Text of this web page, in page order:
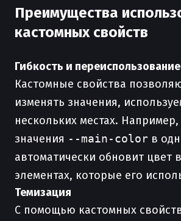
Преимущества
кастомных свойств
Гибкость и переиспользование
Кастомные свойства
изменять значения,
нескольких местах.
значения --main-color в
автоматически обновит цвет
элементах, которые его
Темизация
С помощью кастомных